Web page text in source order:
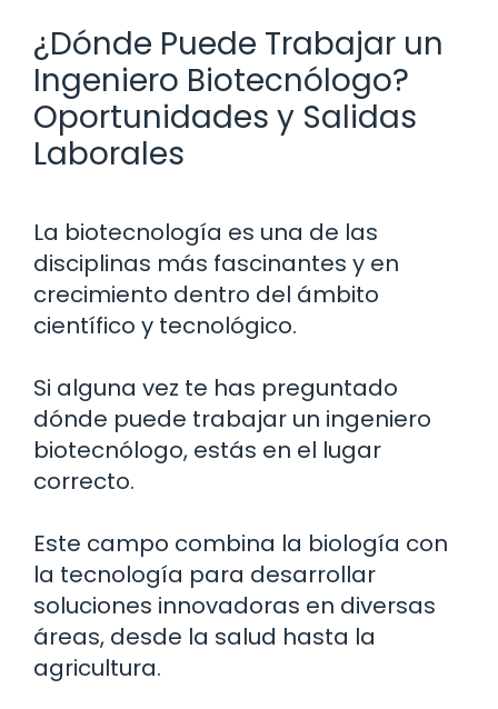
¿Dónde Puede Trabajar un
Ingeniero Biotecnólogo?
Oportunidades y Salidas
Laborales
La biotecnología es una de las
disciplinas más fascinantes y en
crecimiento dentro del ámbito
científico y tecnológico.
Si alguna vez te has preguntado
dónde puede trabajar un ingeniero
biotecnólogo, estás en el lugar
correcto.
Este campo combina la biología con
la tecnología para desarrollar
soluciones innovadoras en diversas
áreas, desde la salud hasta la
agricultura.